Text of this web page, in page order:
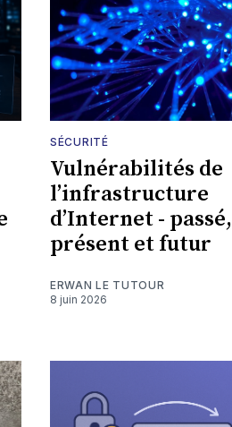
SÉCURITÉ
Vulnérabilités de
l’infrastructure
d’Internet - passé,
présent et futur
ERWAN LE TUTOUR
8 juin 2026